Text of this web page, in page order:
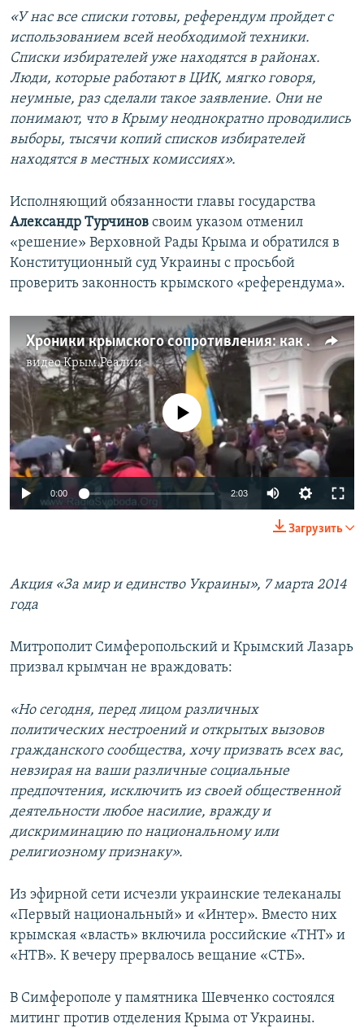
«У нас все списки готовы, референдум пройдет с
использованием всей необходимой техники.
Списки избирателей уже находятся в районах.
Люди, которые работают в ЦИК, мягко говоря,
неумные, раз сделали такое заявление. Они не
понимают, что в Крыму неоднократно проводились
выборы, тысячи копий списков избирателей
находятся в местных комиссиях».
Исполняющий обязанности главы государства
Александр Турчинов своим указом отменил
«решение» Верховной Рады Крыма и обратился в
Конституционный суд Украины с просьбой
проверить законность крымского «референдума».
Хроники крымского сопротивления: как проходила акция «За мир и единство Украины» (видео)
видеоКрым.Реалии
No media source currently available
0:00 2:03
Загрузить
Акция «За мир и единство Украины», 7 марта 2014
года
Митрополит Симферопольский и Крымский Лазарь
призвал крымчан не враждовать:
«Но сегодня, перед лицом различных
политических нестроений и открытых вызовов
гражданского сообщества, хочу призвать всех вас,
невзирая на ваши различные социальные
предпочтения, исключить из своей общественной
деятельности любое насилие, вражду и
дискриминацию по национальному или
религиозному признаку».
Из эфирной сети исчезли украинские телеканалы
«Первый национальный» и «Интер». Вместо них
крымская «власть» включила российские «ТНТ» и
«НТВ». К вечеру прервалось вещание «СТБ».
В Симферополе у памятника Шевченко состоялся
митинг против отделения Крыма от Украины.